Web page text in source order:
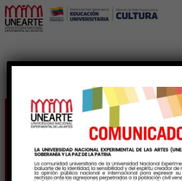
FAMES apuesta
educación